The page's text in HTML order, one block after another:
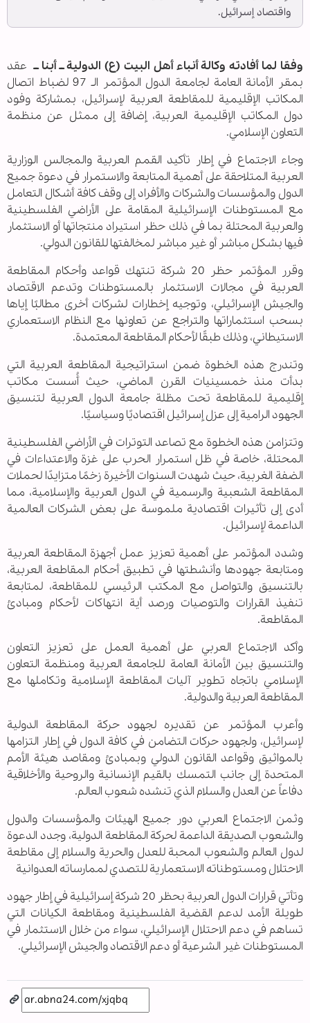
واقتصاد إسرائيل.
وفقا لما أفادته وكالة أنباء أهل البيت (ع) الدولية ــ أبنا ــ عقد
بمقر الأمانة العامة لجامعة الدول المؤتمر الـ 97 لضباط اتصال
المكاتب الإقليمية للمقاطعة العربية لإسرائيل، بمشاركة وفود
دول المكاتب الإقليمية العربية، إضافة إلى ممثل عن منظمة
التعاون الإسلامي.
وجاء الاجتماع في إطار تأكيد القمم العربية والمجالس الوزارية
العربية المتلاحقة على أهمية المتابعة والاستمرار في دعوة جميع
الدول والمؤسسات والشركات والأفراد إلى وقف كافة أشكال التعامل
مع المستوطنات الإسرائيلية المقامة على الأراضي الفلسطينية
والعربية المحتلة بما في ذلك حظر استيراد منتجاتها أو الاستثمار
فيها بشكل مباشر أو غير مباشر لمخالفتها للقانون الدولي.
وقرر المؤتمر حظر 20 شركة تنتهك قواعد وأحكام المقاطعة
العربية في مجالات الاستثمار بالمستوطنات وتدعم الاقتصاد
والجيش الإسرائيلي، وتوجيه إخطارات لشركات أخرى مطالبًا إياها
بسحب استثماراتها والتراجع عن تعاونها مع النظام الاستعماري
الاستيطاني، وذلك طبقًا لأحكام المقاطعة المعتمدة.
وتندرج هذه الخطوة ضمن استراتيجية المقاطعة العربية التي
بدأت منذ خمسينيات القرن الماضي، حيث أُسست مكاتب
إقليمية للمقاطعة تحت مظلة جامعة الدول العربية لتنسيق
الجهود الرامية إلى عزل إسرائيل اقتصاديًا وسياسيًا.
وتتزامن هذه الخطوة مع تصاعد التوترات في الأراضي الفلسطينية
المحتلة، خاصة في ظل استمرار الحرب على غزة والاعتداءات في
الضفة الغربية، حيث شهدت السنوات الأخيرة زخمًا متزايدًا لحملات
المقاطعة الشعبية والرسمية في الدول العربية والإسلامية، مما
أدى إلى تأثيرات اقتصادية ملموسة على بعض الشركات العالمية
الداعمة لإسرائيل.
وشدد المؤتمر على أهمية تعزيز عمل أجهزة المقاطعة العربية
ومتابعة جهودها وأنشطتها في تطبيق أحكام المقاطعة العربية،
بالتنسيق والتواصل مع المكتب الرئيسي للمقاطعة، لمتابعة
تنفيذ القرارات والتوصيات ورصد أية انتهاكات لأحكام ومبادئ
المقاطعة.
وأكد الاجتماع العربي على أهمية العمل على تعزيز التعاون
والتنسيق بين الأمانة العامة للجامعة العربية ومنظمة التعاون
الإسلامي باتجاه تطوير آليات المقاطعة الإسلامية وتكاملها مع
المقاطعة العربية والدولية.
وأعرب المؤتمر عن تقديره لجهود حركة المقاطعة الدولية
لإسرائيل، ولجهود حركات التضامن في كافة الدول في إطار التزامها
بالمواثيق وقواعد القانون الدولي وبمبادئ ومقاصد هيئة الأمم
المتحدة إلى جانب التمسك بالقيم الإنسانية والروحية والأخلاقية
دفاعاً عن العدل والسلام الذي تنشده شعوب العالم.
وثمن الاجتماع العربي دور جميع الهيئات والمؤسسات والدول
والشعوب الصديقة الداعمة لحركة المقاطعة الدولية، وجدد الدعوة
لدول العالم والشعوب المحبة للعدل والحرية والسلام إلى مقاطعة
الاحتلال ومستوطناته الاستعمارية للتصدي لممارساته العدوانية
وتأتي قرارات الدول العربية بحظر 20 شركة إسرائيلية في إطار جهود
طويلة الأمد لدعم القضية الفلسطينية ومقاطعة الكيانات التي
تساهم في دعم الاحتلال الإسرائيلي، سواء من خلال الاستثمار في
المستوطنات غير الشرعية أو دعم الاقتصاد والجيش الإسرائيلي.